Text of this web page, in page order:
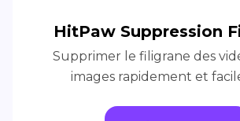
HitPaw Suppression
Supprimer le filigrane des
images rapidement et